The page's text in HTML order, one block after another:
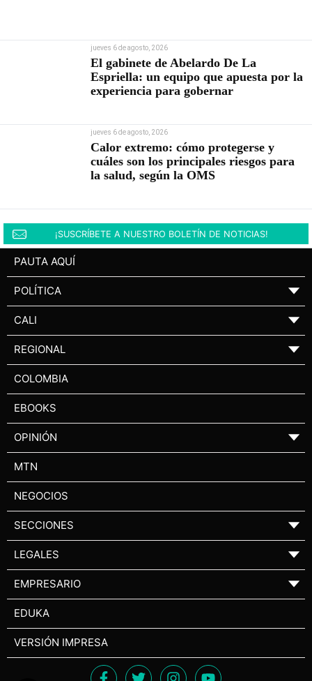
jueves 6 de agosto, 2026
El gabinete de Abelardo De La
Espriella: un equipo que apuesta por la
experiencia para gobernar
jueves 6 de agosto, 2026
Calor extremo: cómo protegerse y
cuáles son los principales riesgos para
la salud, según la OMS
¡SUSCRÍBETE A NUESTRO BOLETÍN DE NOTICIAS!
PAUTA AQUÍ
POLÍTICA ▼
CALI ▼
REGIONAL ▼
COLOMBIA
EBOOKS
OPINIÓN ▼
MTN
NEGOCIOS
SECCIONES ▼
LEGALES ▼
EMPRESARIO ▼
EDUKA
VERSIÓN IMPRESA